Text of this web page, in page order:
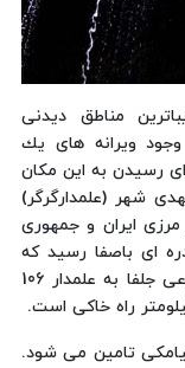
مناطق دیدنی
ویرانه های یك
رسیدن به این مكان
شهر (علمدارگرگر)
ایران و جمهوری
ای باصفا رسید كه
محل آسیاب خرابه است. از تبریز تا جاده فرعی جلفا به علمدار 106
تامین می شود.